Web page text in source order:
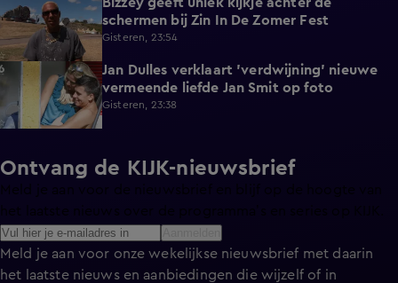
1:32
schermen bij Zin In De Zomer Fest
Gisteren, 23:54
4:14
Jan Dulles verklaart 'verdwijning' nieuwe
vermeende liefde Jan Smit op foto
Gisteren, 23:38
Ontvang de KIJK-nieuwsbrief
Meld je aan voor onze wekelijkse nieuwsbrief met daarin
het laatste nieuws en aanbiedingen die wijzelf of in